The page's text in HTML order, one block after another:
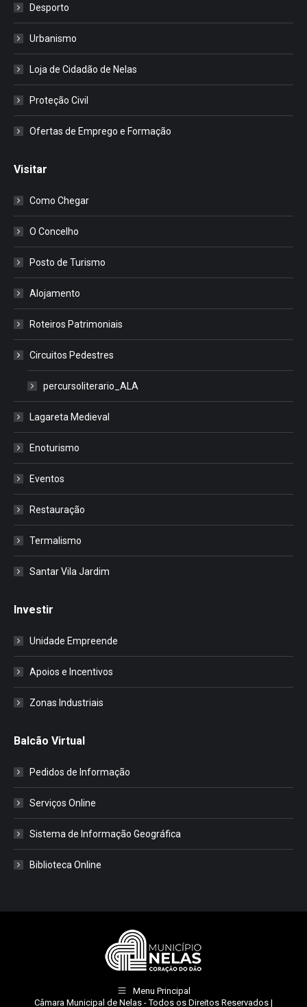
Desporto
Urbanismo
Loja de Cidadão de Nelas
Proteção Civil
Ofertas de Emprego e Formação
Visitar
Como Chegar
O Concelho
Posto de Turismo
Alojamento
Roteiros Patrimoniais
Circuitos Pedestres
percursoliterario_ALA
Lagareta Medieval
Enoturismo
Eventos
Restauração
Termalismo
Santar Vila Jardim
Investir
Unidade Empreende
Apoios e Incentivos
Zonas Industriais
Balcão Virtual
Pedidos de Informação
Serviços Online
Sistema de Informação Geográfica
Biblioteca Online
Menu Principal
Câmara Municipal de Nelas - Todos os Direitos Reservados |